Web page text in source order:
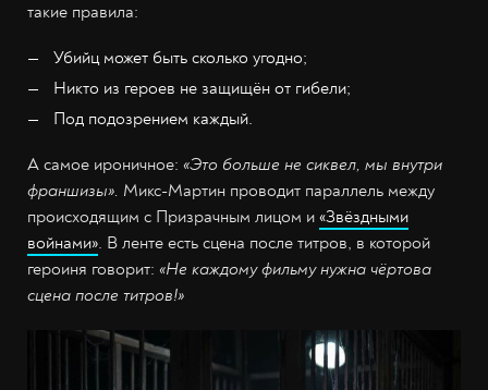
такие правила:
Убийц может быть сколько угодно;
Никто из героев не защищён от гибели;
Под подозрением каждый.
А самое ироничное: «Это больше не сиквел, мы внутри
франшизы». Микс-Мартин проводит параллель между
происходящим с Призрачным лицом и «Звёздными
войнами». В ленте есть сцена после титров, в которой
героиня говорит: «Не каждому фильму нужна чёртова
сцена после титров!»